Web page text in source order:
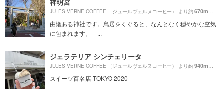
JULES VERNE COFFEE （ジュールヴェルヌコーヒー） より約670m （徒
由緒ある神社です。鳥居をくぐると、なんとなく穏やかな空気
に包まれます。 ...
ジェラテリア シンチェリータ
JULES VERNE COFFEE （ジュールヴェルヌコーヒー） より約940m （徒
スイーツ百名店 TOKYO 2020